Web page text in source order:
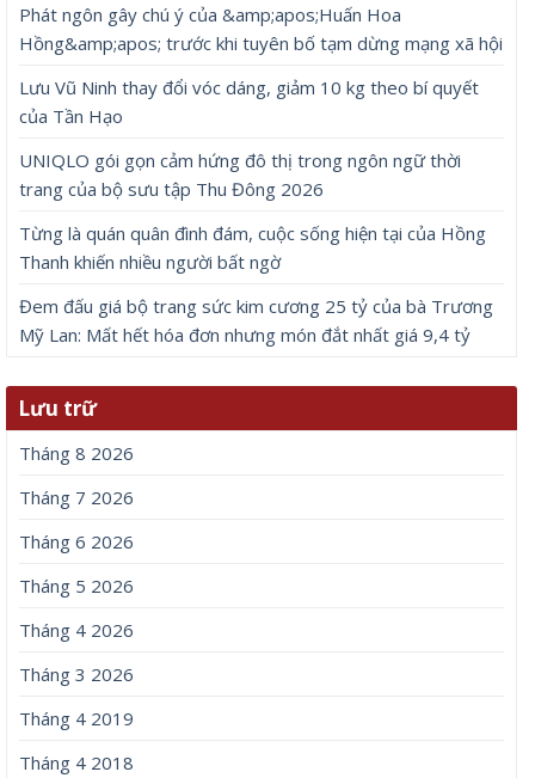
Phát ngôn gây chú ý của &amp;apos;Huấn Hoa
Hồng&amp;apos; trước khi tuyên bố tạm dừng mạng xã hội
Lưu Vũ Ninh thay đổi vóc dáng, giảm 10 kg theo bí quyết
của Tần Hạo
UNIQLO gói gọn cảm hứng đô thị trong ngôn ngữ thời
trang của bộ sưu tập Thu Đông 2026
Từng là quán quân đình đám, cuộc sống hiện tại của Hồng
Thanh khiến nhiều người bất ngờ
Đem đấu giá bộ trang sức kim cương 25 tỷ của bà Trương
Mỹ Lan: Mất hết hóa đơn nhưng món đắt nhất giá 9,4 tỷ
Lưu trữ
Tháng 8 2026
Tháng 7 2026
Tháng 6 2026
Tháng 5 2026
Tháng 4 2026
Tháng 3 2026
Tháng 4 2019
Tháng 4 2018